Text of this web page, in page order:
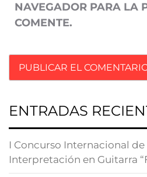
NAVEGADOR PARA LA
COMENTE.
ENTRADAS
I Concurso Internacional
Interpretación en Guitarra